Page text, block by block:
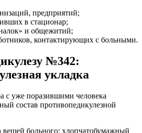
предприятий;
в стационар;
и общежитий;
контактирующих с больными.
№342:
укладка
с уже поразившими человека
состав противопедикулезной
больного: хлопчатобумажный